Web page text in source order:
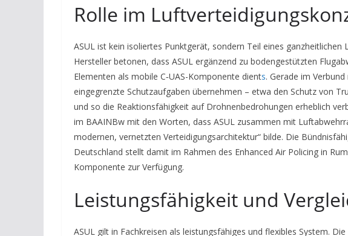
Rolle im
ASUL ist kein isoliertes Punktgerät, sondern Teil eines
Hersteller betonen, dass ASUL ergänzend zu bodengestützten
Elementen als mobile C‑UAS-Komponente dients. Gerade im
eingegrenzte Schutzaufgaben übernehmen – etwa den Schutz von
und so die Reaktionsfähigkeit auf Drohnenbedrohungen erheblich
im BAAINBw mit den Worten, dass ASUL zusammen mit
modernen, vernetzten Verteidigungsarchitektur“ bilde. Die
Deutschland stellt damit im Rahmen des Enhanced Air Policing in
Komponente zur Verfügung.
Leistungsfähigkeit und
ASUL gilt in Fachkreisen als leistungsfähiges und flexibles System.